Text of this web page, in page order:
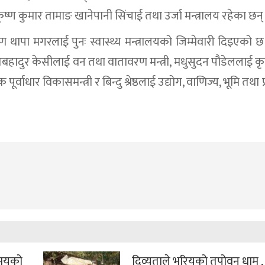
कुमार तामाङ खानेपानी सिंचाई तथा उर्जा मन्त्रालय रहेका
मगरलाई पुनः स्वास्थ्य मन्त्रालयको जिम्मेवारी दिइएको
केसीलाई वन तथा वातावरण मन्त्री, मधुसुदन पौडेललाई
विकासमन्त्री र बिन्दु श्रेष्ठलाई उद्योग, वाणिज्य, भूमि तथा